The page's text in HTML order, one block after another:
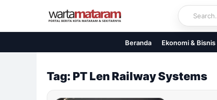
content
Beranda Ekonomi & Bisnis
Tag: PT Len Railway Systems